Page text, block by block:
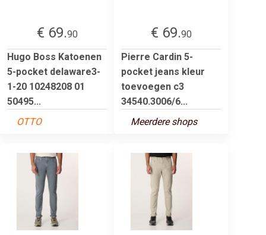
€ 69.90
Hugo Boss Katoenen
5-pocket delaware3-
1-20 10248208 01
50495...
OTTO
€ 69.90
Pierre Cardin 5-
pocket jeans kleur
toevoegen c3
34540.3006/6...
Meerdere shops